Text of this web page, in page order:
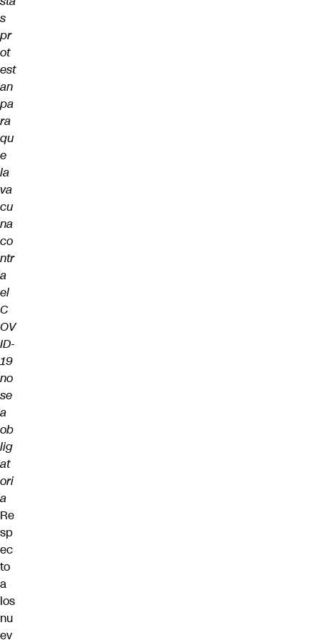
s
pr
ot
est
an
pa
ra
qu
e
la
va
cu
na
co
ntr
a
el
C
OV
ID-
19
no
se
a
ob
lig
at
ori
a
Re
sp
ec
to
a
los
nu
ev